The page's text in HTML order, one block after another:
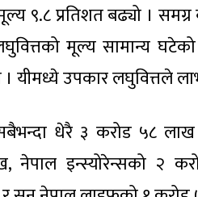
९.८ प्रतिशत बढ्यो ।
मूल्य सामान्य
उपकार लघुवित्तले
धेरै ३ करोड ५८
नेपाल इन्स्योरेन्सको २